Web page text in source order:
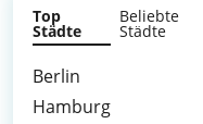
Top
Städte
Beliebte
Städte
Berlin
Hamburg